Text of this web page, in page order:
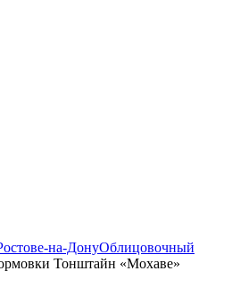
на-ДонуОблицовочный
Тонштайн «Мохаве»